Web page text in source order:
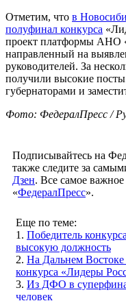
Отметим, что в
полуфинал конкурса
проект платформы АНО
направленный на
руководителей. За
получили высокие
губернаторами и
Фото: ФедералПресс /
Подписывайтесь на
также следите за
Дзен. Все самое
«ФедералПресс».
Еще по теме:
1. Победитель
высокую должность
2. На Дальнем
конкурса «Лидеры
3. Из ДФО в
человек